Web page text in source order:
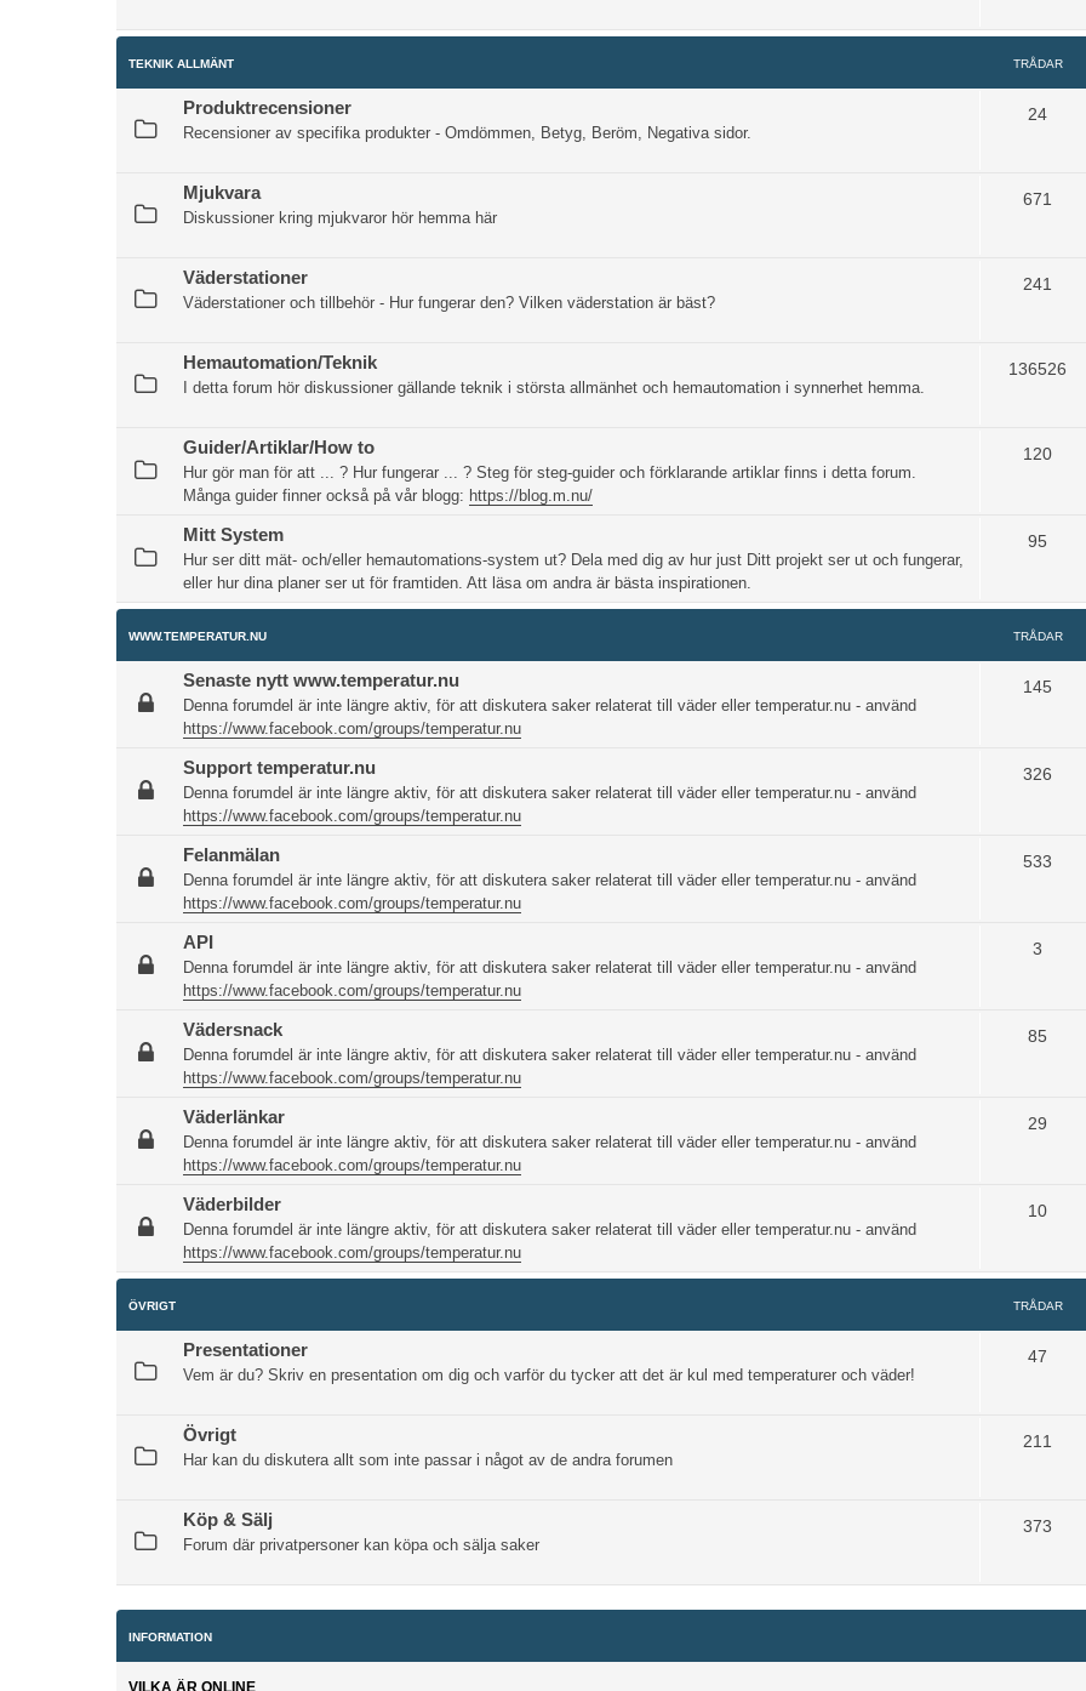
TEKNIK ALLMÄNT TRÅDAR
Produktrecensioner
Recensioner av specifika produkter - Omdömmen, Betyg, Beröm, Negativa sidor.
24
Mjukvara
Diskussioner kring mjukvaror hör hemma här
671
Väderstationer
Väderstationer och tillbehör - Hur fungerar den? Vilken väderstation är bäst?
241
Hemautomation/Teknik
I detta forum hör diskussioner gällande teknik i största allmänhet och hemautomation i synnerhet hemma.
136526
Guider/Artiklar/How to
Hur gör man för att ... ? Hur fungerar ... ? Steg för steg-guider och förklarande artiklar finns i detta forum.
Många guider finner också på vår blogg: https://blog.m.nu/
120
Mitt System
Hur ser ditt mät- och/eller hemautomations-system ut? Dela med dig av hur just Ditt projekt ser ut och fungerar,
eller hur dina planer ser ut för framtiden. Att läsa om andra är bästa inspirationen.
95
WWW.TEMPERATUR.NU TRÅDAR
Senaste nytt www.temperatur.nu
Denna forumdel är inte längre aktiv, för att diskutera saker relaterat till väder eller temperatur.nu - använd
https://www.facebook.com/groups/temperatur.nu
145
Support temperatur.nu
Denna forumdel är inte längre aktiv, för att diskutera saker relaterat till väder eller temperatur.nu - använd
https://www.facebook.com/groups/temperatur.nu
326
Felanmälan
Denna forumdel är inte längre aktiv, för att diskutera saker relaterat till väder eller temperatur.nu - använd
https://www.facebook.com/groups/temperatur.nu
533
API
Denna forumdel är inte längre aktiv, för att diskutera saker relaterat till väder eller temperatur.nu - använd
https://www.facebook.com/groups/temperatur.nu
3
Vädersnack
Denna forumdel är inte längre aktiv, för att diskutera saker relaterat till väder eller temperatur.nu - använd
https://www.facebook.com/groups/temperatur.nu
85
Väderlänkar
Denna forumdel är inte längre aktiv, för att diskutera saker relaterat till väder eller temperatur.nu - använd
https://www.facebook.com/groups/temperatur.nu
29
Väderbilder
Denna forumdel är inte längre aktiv, för att diskutera saker relaterat till väder eller temperatur.nu - använd
https://www.facebook.com/groups/temperatur.nu
10
ÖVRIGT TRÅDAR
Presentationer
Vem är du? Skriv en presentation om dig och varför du tycker att det är kul med temperaturer och väder!
47
Övrigt
Har kan du diskutera allt som inte passar i något av de andra forumen
211
Köp & Sälj
Forum där privatpersoner kan köpa och sälja saker
373
INFORMATION
VILKA ÄR ONLINE